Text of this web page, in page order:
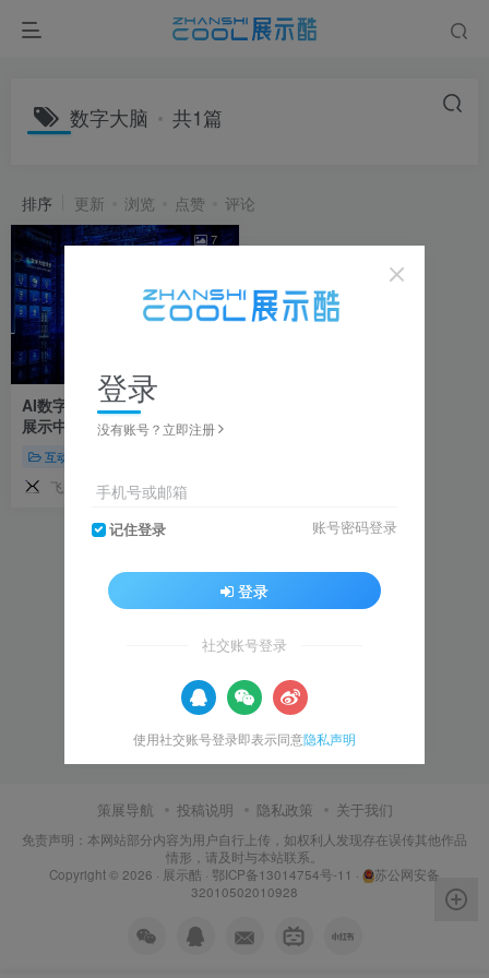
数字大脑 共1篇
排序 更新 浏览 点赞 评论
7
AI数字大脑——紫光智慧之环
展示中心沉浸式魔方互动装置
互动装置
飞来飞去
策展导航 投稿说明 隐私政策 关于我们
免责声明：本网站部分内容为用户自行上传，如权利人发现存在误传其他作品
情形，请及时与本站联系。
Copyright © 2026 · 展示酷 · 鄂ICP备13014754号-11 ·
苏公网安备
32010502010928
登录
没有账号？立即注册
手机号或邮箱
记住登录 账号密码登录
登录
社交账号登录
使用社交账号登录即表示同意隐私声明